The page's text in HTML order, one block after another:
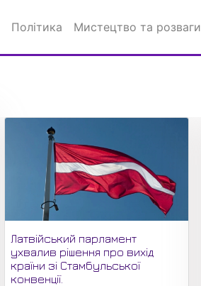
Політика Мистецтво та розваги
Латвійський парламент
ухвалив рішення про вихід
країни зі Стамбульської
конвенції.